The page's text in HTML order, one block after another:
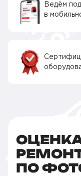
Ведём
в
ПО